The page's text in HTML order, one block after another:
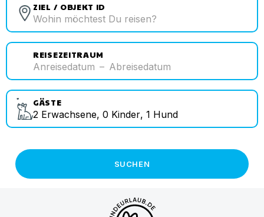
ZIEL / OBJEKT ID
REISEZEITRAUM
Anreisedatum – Abreisedatum
GÄSTE
2 Erwachsene, 0 Kinder, 1 Hund
SUCHEN